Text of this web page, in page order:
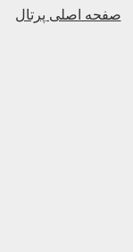
صفحه اصلی پرتال